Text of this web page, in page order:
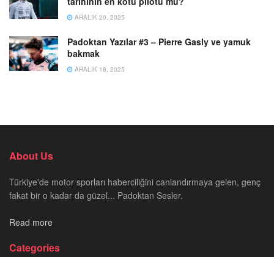
ARALIK 20, 2025
Padoktan Yazılar #3 – Pierre Gasly ve yamuk
bakmak
ARALIK 18, 2025
About Us
Türkiye'de motor sporları haberciliğini canlandırmaya gelen, genç
fakat bir o kadar da güzel... Padoktan Sesler.
Read more
Categories